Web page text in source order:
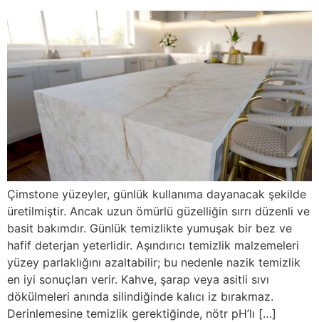
Çimstone yüzeyler, günlük kullanıma dayanacak şekilde
üretilmiştir. Ancak uzun ömürlü güzelliğin sırrı düzenli ve
basit bakımdır. Günlük temizlikte yumuşak bir bez ve
hafif deterjan yeterlidir. Aşındırıcı temizlik malzemeleri
yüzey parlaklığını azaltabilir; bu nedenle nazik temizlik
en iyi sonuçları verir. Kahve, şarap veya asitli sıvı
dökülmeleri anında silindiğinde kalıcı iz bırakmaz.
Derinlemesine temizlik gerektiğinde, nötr pH’lı […]